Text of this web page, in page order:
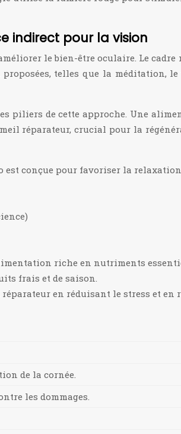
indirect pour la vision
le bien-être oculaire. Le
telles que la méditation,
piliers de cette approche. Une
réparateur, crucial pour la
est conçue pour favoriser la
riche en nutriments
frais et de saison.
en réduisant le stress et
de la cornée.
les dommages.